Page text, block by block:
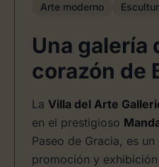
Arte moderno
Una galería
corazón de
La Villa del Arte
en el prestigioso
Paseo de Gracia, es
promoción y